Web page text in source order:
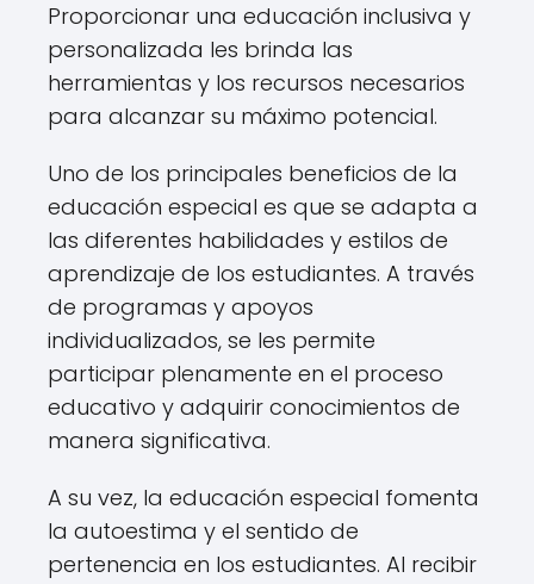
Proporcionar una educación inclusiva y
personalizada les brinda las
herramientas y los recursos necesarios
para alcanzar su máximo potencial.
Uno de los principales beneficios de la
educación especial es que se adapta a
las diferentes habilidades y estilos de
aprendizaje de los estudiantes. A través
de programas y apoyos
individualizados, se les permite
participar plenamente en el proceso
educativo y adquirir conocimientos de
manera significativa.
A su vez, la educación especial fomenta
la autoestima y el sentido de
pertenencia en los estudiantes. Al recibir